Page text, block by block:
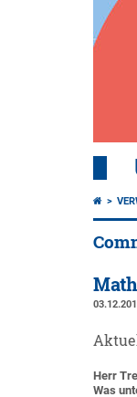
Herr
Was